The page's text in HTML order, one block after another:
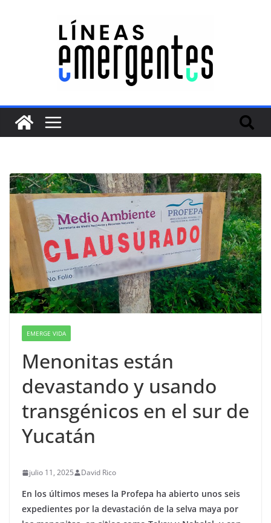
EMERGE VIDA
Menonitas están
devastando y usando
transgénicos en el sur de
Yucatán
julio 11, 2025 David Rico
En los últimos meses la Profepa ha abierto unos seis
expedientes por la devastación de la selva maya por